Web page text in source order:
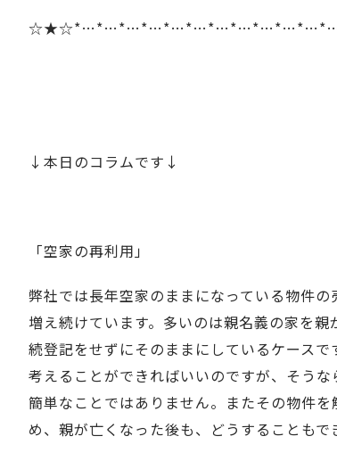
↓本日のコラムです↓
「空家の再利用」
弊社では長年空家のままになっている物件
増え続けています。多いのは親名義の家を
続登記をせずにそのままにしているケース
考えることができればいいのですが、そう
簡単なことではありません。またその物件
め、親が亡くなった後も、どうすることも